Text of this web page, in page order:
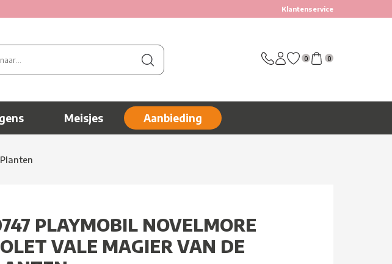
Klantenservice
0 0
Meisjes Aanbieding
PLAYMOBIL NOVELMORE
VALE MAGIER VAN DE